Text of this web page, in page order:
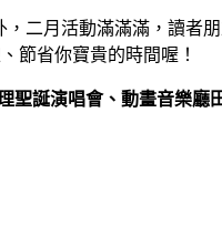
，二月活動滿滿滿，讀者
節省你寶貴的時間喔！
聖誕演唱會、動畫音樂